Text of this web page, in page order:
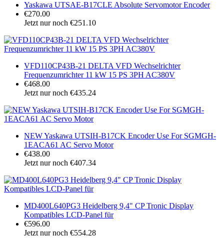
Yaskawa UTSAE-B17CLE Absolute Servomotor Encoder
€270.00
Jetzt nur noch €251.10
VFD110CP43B-21 DELTA VFD Wechselrichter
Frequenzumrichter 11 kW 15 PS 3PH AC380V
€468.00
Jetzt nur noch €435.24
NEW Yaskawa UTSIH-B17CK Encoder Use For SGMGH-
1EACA61 AC Servo Motor
€438.00
Jetzt nur noch €407.34
MD400L640PG3 Heidelberg 9,4" CP Tronic Display
Kompatibles LCD-Panel für
€596.00
Jetzt nur noch €554.28